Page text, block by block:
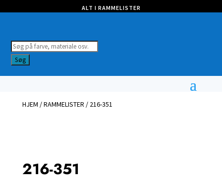
ALT I RAMMELISTER
Products
search
Søg
HJEM /RAMMELISTER / 216-351
216-351